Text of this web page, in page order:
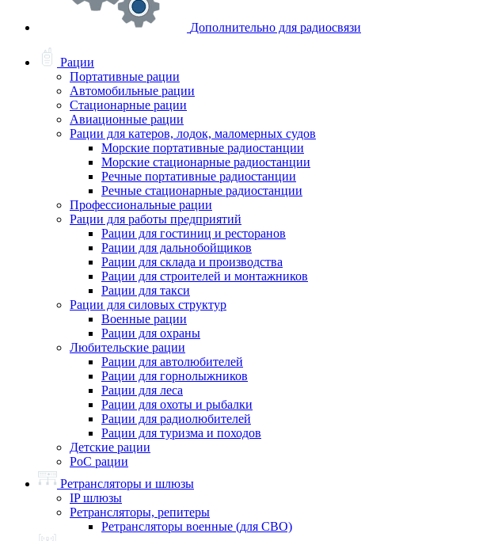
Дополнительно для радиосвязи
Рации
Портативные рации
Автомобильные рации
Стационарные рации
Авиационные рации
Рации для катеров, лодок, маломерных судов
Морские портативные радиостанции
Морские стационарные радиостанции
Речные портативные радиостанции
Речные стационарные радиостанции
Профессиональные рации
Рации для работы предприятий
Рации для гостиниц и ресторанов
Рации для дальнобойщиков
Рации для склада и производства
Рации для строителей и монтажников
Рации для такси
Рации для силовых структур
Военные рации
Рации для охраны
Любительские рации
Рации для автолюбителей
Рации для горнолыжников
Рации для леса
Рации для охоты и рыбалки
Рации для радиолюбителей
Рации для туризма и походов
Детские рации
PoC рации
Ретрансляторы и шлюзы
IP шлюзы
Ретрансляторы, репитеры
Ретрансляторы военные (для СВО)